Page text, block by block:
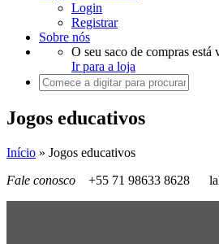
Login
Registrar
Sobre nós
O seu saco de compras está
Ir para a loja
Jogos educativos
Início » Jogos educativos
Fale conosco
+55 71 98633 8628